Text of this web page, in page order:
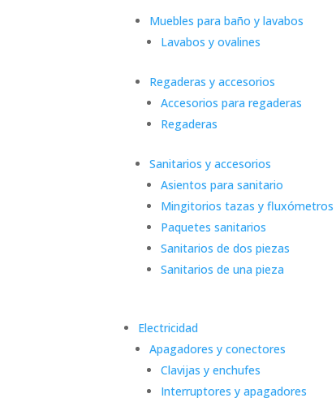
Muebles para baño y lavabos
Lavabos y ovalines
Regaderas y accesorios
Accesorios para regaderas
Regaderas
Sanitarios y accesorios
Asientos para sanitario
Mingitorios tazas y fluxómetros
Paquetes sanitarios
Sanitarios de dos piezas
Sanitarios de una pieza
Electricidad
Apagadores y conectores
Clavijas y enchufes
Interruptores y apagadores